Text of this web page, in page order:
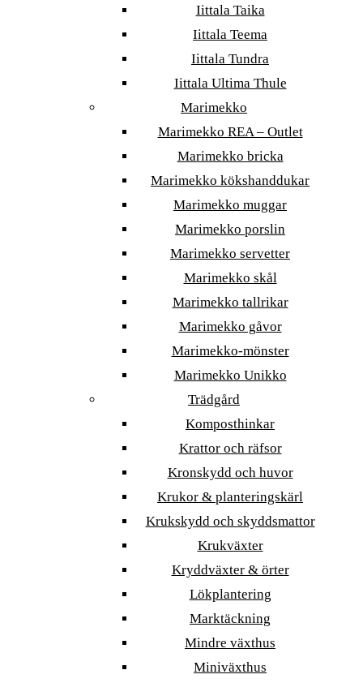
Iittala Taika
Iittala Teema
Iittala Tundra
Iittala Ultima Thule
Marimekko
Marimekko REA – Outlet
Marimekko bricka
Marimekko kökshanddukar
Marimekko muggar
Marimekko porslin
Marimekko servetter
Marimekko skål
Marimekko tallrikar
Marimekko gåvor
Marimekko-mönster
Marimekko Unikko
Trädgård
Komposthinkar
Krattor och räfsor
Kronskydd och huvor
Krukor & planteringskärl
Krukskydd och skyddsmattor
Krukväxter
Kryddväxter & örter
Lökplantering
Marktäckning
Mindre växthus
Miniväxthus